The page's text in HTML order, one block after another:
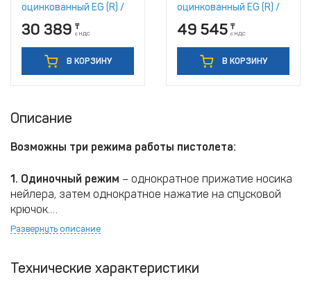
оцинкованный EG (R) /
6000шт
30 389 ₸
с НДС
В КОРЗИНУ
оцинкованный EG (R) /
5400шт // Mainpack
49 545 ₸
с НДС
В КОРЗИНУ
Описание
Возможны три режима работы пистолета:
1. Одиночный режим – однократное прижатие носика
нейлера, затем однократное нажатие на спусковой
крючок.
2. Контактный режим
3. Режим работы без отрыва носика нейлера
Развернуть описание
Технические характеристики